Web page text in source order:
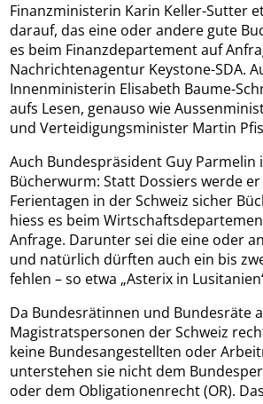
Finanzministerin Karin Keller-Sutter
darauf, das eine oder andere gute
es beim Finanzdepartement auf
Nachrichtenagentur Keystone-SDA.
Innenministerin Elisabeth Baume-
aufs Lesen, genauso wie
und Verteidigungsminister Martin
Auch Bundespräsident Guy Parmelin
Bücherwurm: Statt Dossiers werde
Ferientagen in der Schweiz sicher
hiess es beim
Anfrage. Darunter sei die eine oder
und natürlich dürften auch ein bis
fehlen – so etwa „Asterix in
Da Bundesrätinnen und Bundesräte
Magistratspersonen der Schweiz
keine Bundesangestellten oder
unterstehen sie nicht dem
oder dem Obligationenrecht (OR).